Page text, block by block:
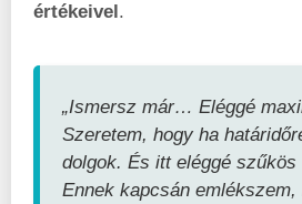
értékeivel.
„Ismersz már… Eléggé
Szeretem, hogy ha
dolgok. És itt eléggé szűkös
Ennek kapcsán emlékszem,